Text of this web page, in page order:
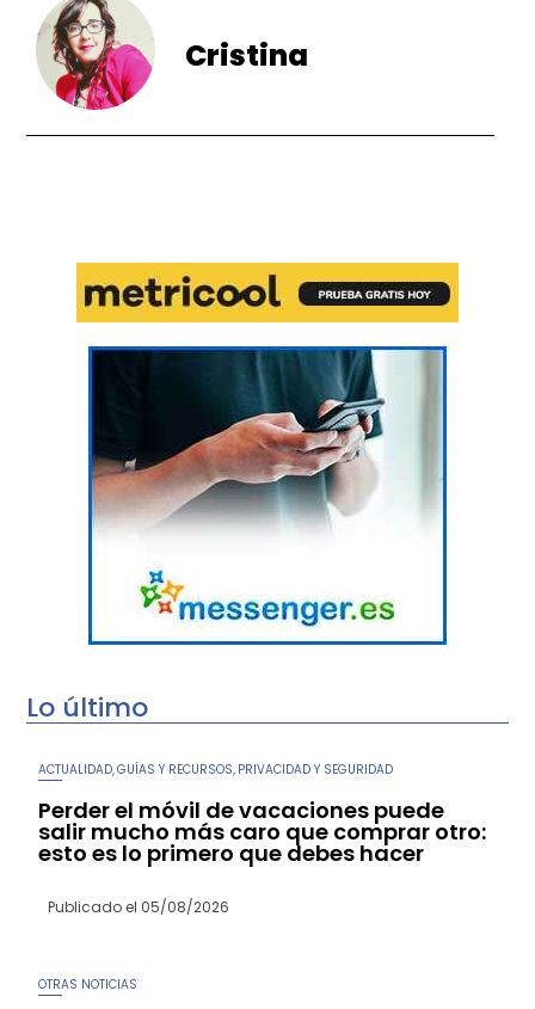
Cristina
Lo último
ACTUALIDAD ,GUÍAS Y RECURSOS PRIVACIDAD Y SEGURIDAD
Perder el móvil de vacaciones puede
salir mucho más caro que comprar otro:
esto es lo primero que debes hacer
Publicado el 05/08/2026
OTRAS NOTICIAS